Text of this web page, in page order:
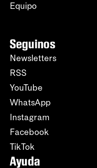
Equipo
Seguinos
Newsletters
RSS
YouTube
WhatsApp
Instagram
Facebook
TikTok
Ayuda